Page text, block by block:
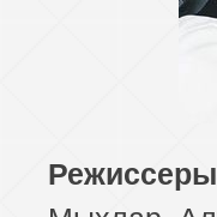
85 серия